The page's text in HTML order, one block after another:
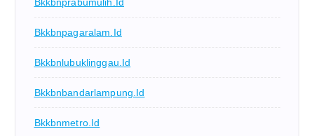
Bkkbnpagaralam.id
Bkkbnlubuklinggau.id
Bkkbnbandarlampung.id
Bkkbnmetro.id